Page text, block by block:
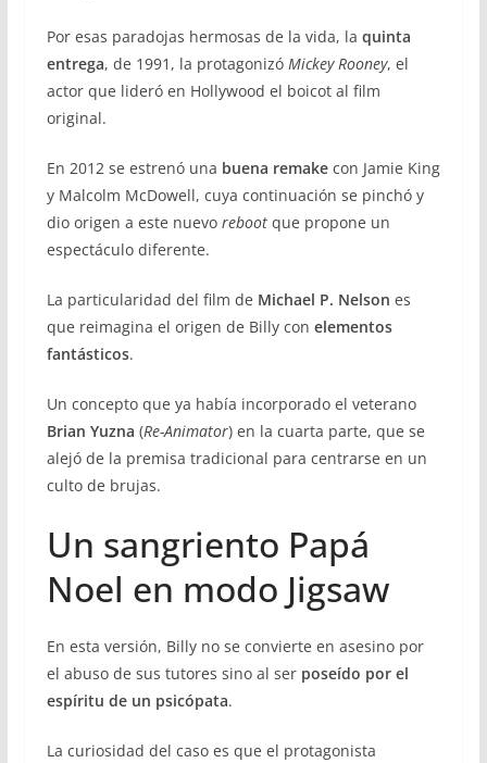
Por esas paradojas hermosas de la vida, la quinta
entrega, de 1991, la protagonizó Mickey Rooney, el
actor que lideró en Hollywood el boicot al film
original.
En 2012 se estrenó una buena remakecon Jamie King
y Malcolm McDowell, cuya continuación se pinchó y
dio origen a este nuevo rebootque propone un
espectáculo diferente.
La particularidad del film de Michael P. Nelson es
que reimagina el origen de Billy con elementos
fantásticos.
Un concepto que ya había incorporado el veterano
Brian Yuzna (Re-Animator) en la cuarta parte, que se
alejó de la premisa tradicional para centrarse en un
culto de brujas.
Un sangriento Papá
Noel en modo Jigsaw
En esta versión, Billy no se convierte en asesino por
el abuso de sus tutores sino al ser poseído por el
espíritu de un psicópata.
La curiosidad del caso es que el protagonista